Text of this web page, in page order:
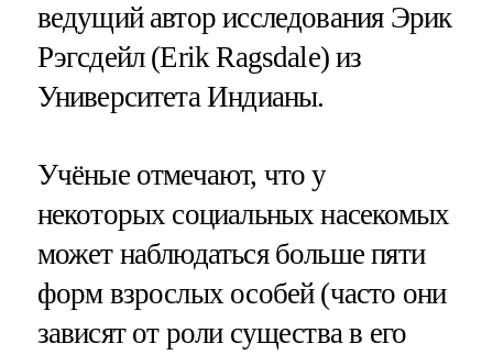
ведущий автор исследования Эрик
Рэгсдейл (Erik Ragsdale) из
Университета Индианы.
Учёные отмечают, что у
некоторых социальных насекомых
может наблюдаться больше пяти
форм взрослых особей (часто они
зависят от роли существа в его